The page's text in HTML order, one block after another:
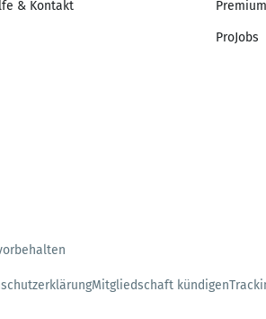
& Kontakt Premium
ProJobs
Mitgliedschaft kündigen